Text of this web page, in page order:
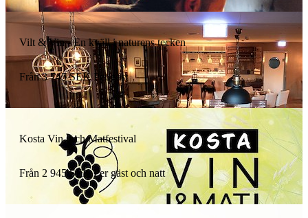
Vilt & Vin - En kväll i naturens tecken
Från 3 745 SEK Per gäst
Kosta Vin- och Matfestival
Från 2 945 SEK Per gäst och natt